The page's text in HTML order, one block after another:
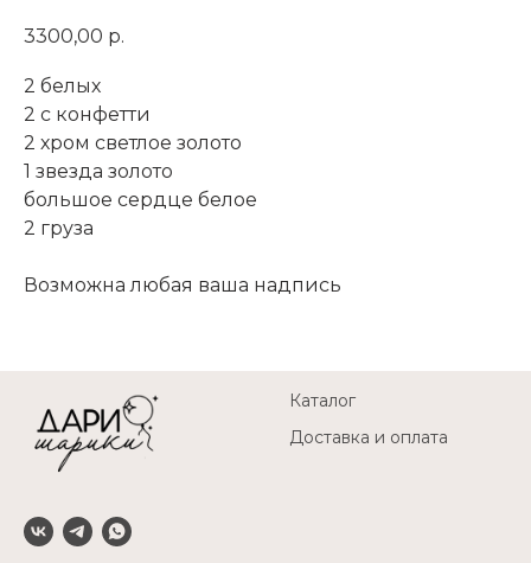
3300,00 р.
2 белых
2 с конфетти
2 хром светлое золото
1 звезда золото
большое сердце белое
2 груза
Возможна любая ваша надпись
Каталог
Доставка и оплата